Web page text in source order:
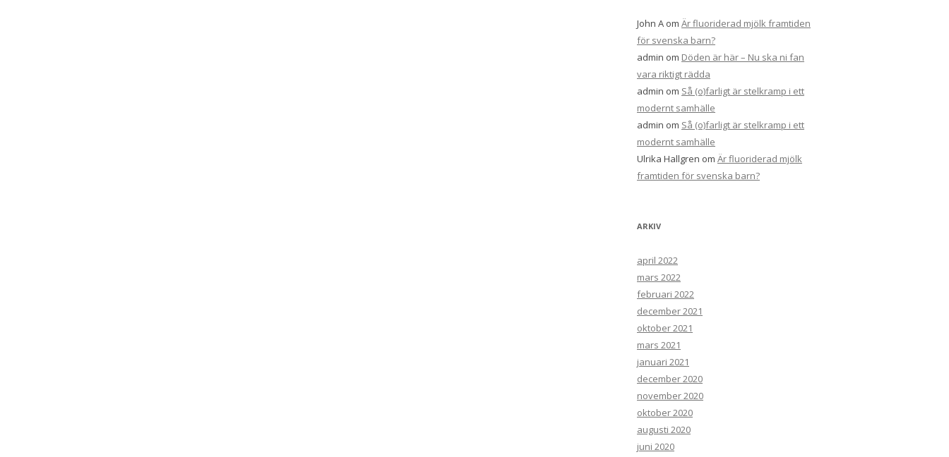
:John A om Är fluoriderad mjölk framtiden
för svenska barn?
admin om Döden är här – Nu ska ni fan
vara riktigt rädda
admin om Så (o)farligt är stelkramp i ett
modernt samhälle
admin om Så (o)farligt är stelkramp i ett
modernt samhälle
Ulrika Hallgren om Är fluoriderad mjölk
framtiden för svenska barn?
ARKIV
april 2022
mars 2022
februari 2022
december 2021
oktober 2021
mars 2021
januari 2021
december 2020
november 2020
oktober 2020
augusti 2020
juni 2020